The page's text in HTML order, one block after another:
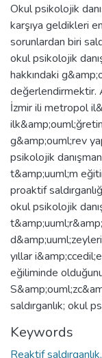
Okul psikolojik
karşıya geldikleri
sorunlardan biri
okul psikolojik
hakkındaki
değerlendirmektir.
İzmir ili metropol
g&amp;ouml;rev
psikolojik
t&amp;uuml;m
proaktif
okul psikolojik
yıllar
eğiliminde
saldırganlık; okul
Keywords
Reaktif